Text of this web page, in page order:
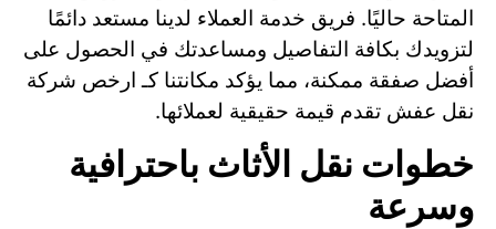
المتاحة حاليًا. فريق خدمة العملاء لدينا مستعد دائمًا
لتزويدك بكافة التفاصيل ومساعدتك في الحصول على
أفضل صفقة ممكنة، مما يؤكد مكانتنا كـ ارخص شركة
نقل عفش تقدم قيمة حقيقية لعملائها.
خطوات نقل الأثاث باحترافية
وسرعة